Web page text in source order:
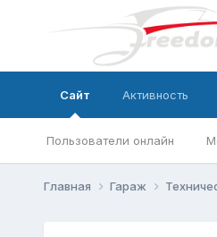
Сайт
Пользователи онлайн
Активность
Главная Гараж